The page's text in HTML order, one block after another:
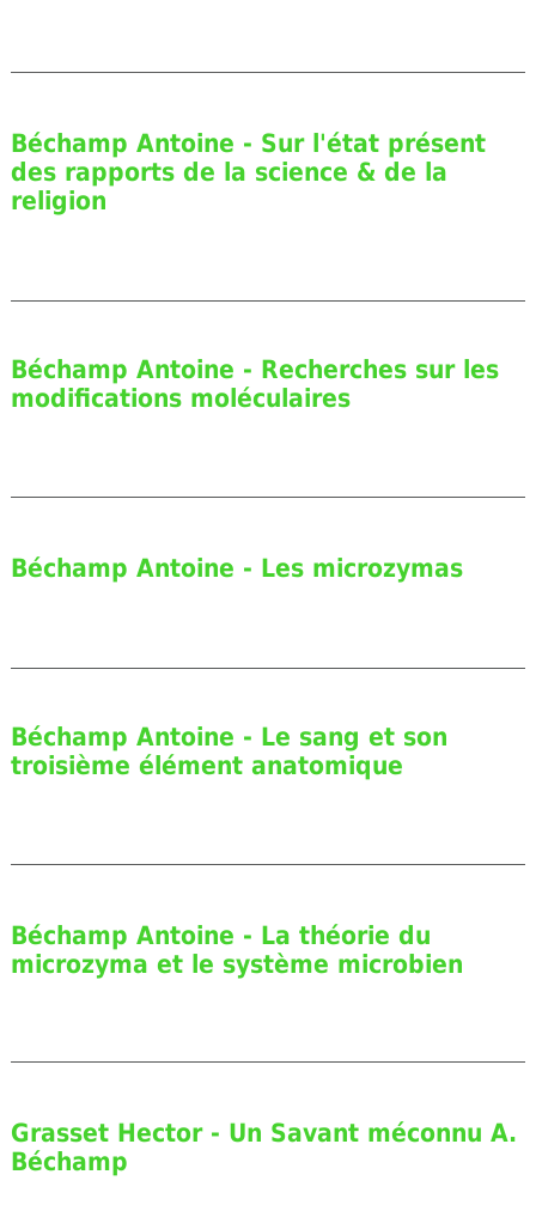
Béchamp Antoine - Sur l'état présent
des rapports de la science & de la
religion
Béchamp Antoine - Recherches sur les
modifications moléculaires
Béchamp Antoine - Les microzymas
Béchamp Antoine - Le sang et son
troisième élément anatomique
Béchamp Antoine - La théorie du
microzyma et le système microbien
Grasset Hector - Un Savant méconnu A.
Béchamp